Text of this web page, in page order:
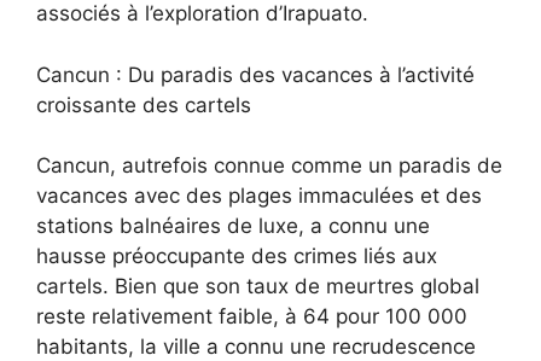
associés à l’exploration d’Irapuato.
Cancun : Du paradis des vacances à l’activité
croissante des cartels
Cancun, autrefois connue comme un paradis de
vacances avec des plages immaculées et des
stations balnéaires de luxe, a connu une
hausse préoccupante des crimes liés aux
cartels. Bien que son taux de meurtres global
reste relativement faible, à 64 pour 100 000
habitants, la ville a connu une recrudescence